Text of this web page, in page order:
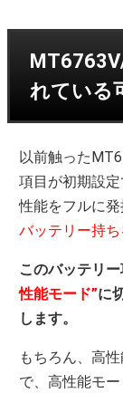
れている
以前触った
項目が初期設
性能をフルに
バッテリー持
このバッテリ
性能モード”に
します。
もちろん、高
で、高性能モ